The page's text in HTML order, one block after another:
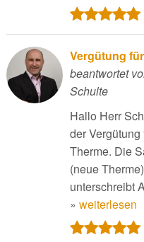
Vergütung
beantwortet
Schulte
Hallo Herr
der
Therme. Die
(neue
unterschreibt
» weiterlesen